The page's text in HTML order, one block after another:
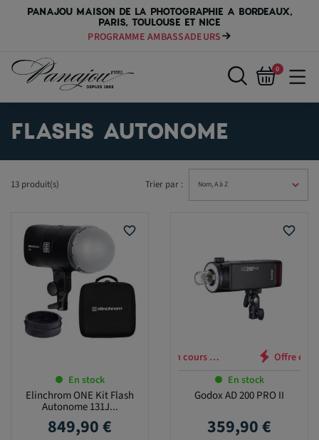
PANAJOU MAISON DE LA PHOTOGRAPHIE A BORDEAUX,
PARIS, TOULOUSE ET NICE
PROGRAMME AMBASSADEURS
0
FLASHS AUTONOME
13 produit(s) Trier par :
favorite_border
En stock
Elinchrom ONE Kit Flash
Autonome 131J...
Prix
849,90 €
favorite_border
Offre en cours …
En stock
Godox AD 200 PRO II
Prix
359,90 €